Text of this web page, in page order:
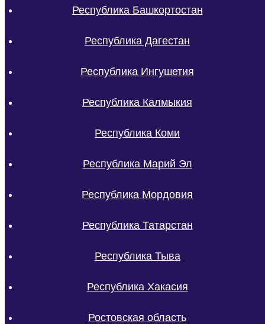
Республика Башкортостан
Республика Дагестан
Республика Ингушетия
Республика Калмыкия
Республика Коми
Республика Марий Эл
Республика Мордовия
Республика Татарстан
Республика Тыва
Республика Хакасия
Ростовская область